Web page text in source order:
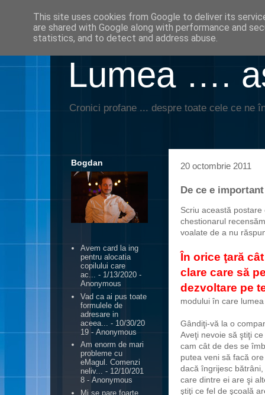
Lumea ….
Cronici profane ... despre toate cele ce ne
20 octombrie 2011
De ce e
Scriu această
chestionarul
voalate de a nu
În orice ţară
clare care să
dezvoltare pe
modului în care
Gândiţi-vă la o
Aveţi nevoie să ştiţi
cam cât de des se
putea veni să facă
dacă îngrijesc
care dintre ei are şi
ştiţi ce fel de şcoală
Bogdan
Avem card la ing
pentru alocatia
copilului care
ac... - 1/13/2020 -
Anonymous
Vad ca ai pus toate
formulele de
adresare in
aceea...
- 10/30/20
19 - Anonymous
Am enorm de mari
probleme cu
eMagul. Comenzi
neliv... - 12/10/201
8 - Anonymous
Mi se pare foarte
This site uses cookies from Google to deliver its
are shared with Google along with performance and
statistics, and to detect and address abuse.